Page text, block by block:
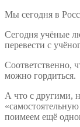
Мы сегодня в
Сегодня учёные
перевести с
Соответственно,
можно гордиться.
А что с другими,
поимеем ещё